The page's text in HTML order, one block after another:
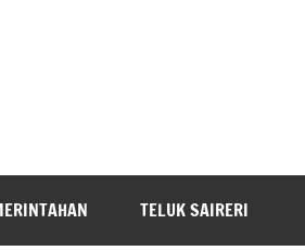
TELUK SAIRERI